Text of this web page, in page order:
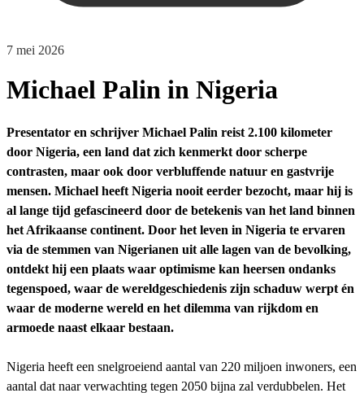
7 mei 2026
Michael Palin in Nigeria
Presentator en schrijver Michael Palin reist 2.100 kilometer
door Nigeria, een land dat zich kenmerkt door scherpe
contrasten, maar ook door verbluffende natuur en gastvrije
mensen. Michael heeft Nigeria nooit eerder bezocht, maar hij is
al lange tijd gefascineerd door de betekenis van het land binnen
het Afrikaanse continent. Door het leven in Nigeria te ervaren
via de stemmen van Nigerianen uit alle lagen van de bevolking,
ontdekt hij een plaats waar optimisme kan heersen ondanks
tegenspoed, waar de wereldgeschiedenis zijn schaduw werpt én
waar de moderne wereld en het dilemma van rijkdom en
armoede naast elkaar bestaan.
Nigeria heeft een snelgroeiend aantal van 220 miljoen inwoners, een
aantal dat naar verwachting tegen 2050 bijna zal verdubbelen. Het